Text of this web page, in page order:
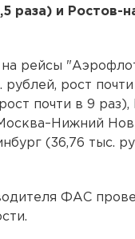
раза) и Ростов-
на рейсы
рублей, рост
почти в 9
(36,76 тыс.
ФАС